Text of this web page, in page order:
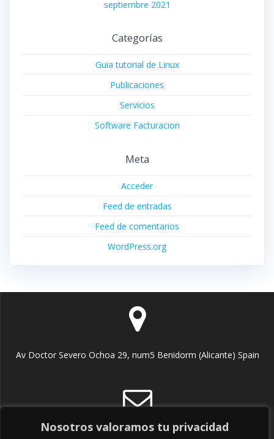
Nosotros valoramos tu privacidad
septiembre 2021
Categorías
Guia tutorial de Linux
Publicaciones
Servicios
Software Facturacion
Meta
Acceder
Feed de entradas
Feed de comentarios
WordPress.org
Av Doctor Severo Ochoa 29, num5 Benidorm (Alicante) Spain
info@tecnicobenidorm.com